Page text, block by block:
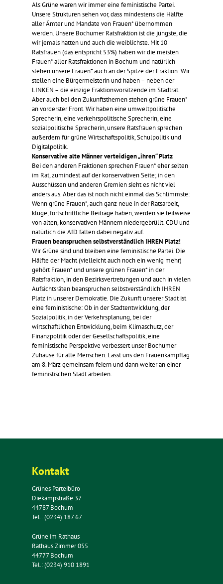
Als Grüne waren wir immer eine feministische Partei.
Unsere Strukturen sehen vor, dass mindestens die Hälfte
aller Ämter und Mandate von Frauen* übernommen
werden. Unsere Bochumer Ratsfraktion ist die jüngste, die
wir jemals hatten und auch die weiblichste. Mit 10
Ratsfrauen (das entspricht 53%) haben wir die meisten
Frauen* aller Ratsfraktionen in Bochum und natürlich
stehen unsere Frauen* auch an der Spitze der Fraktion: Wir
stellen eine Bürgermeisterin und haben – neben der
LINKEN – die einzige Fraktionsvorsitzende im Stadtrat.
Aber auch bei den Zukunftsthemen stehen grüne Frauen*
an vorderster Front. Wir haben eine umweltpolitische
Sprecherin, eine verkehrspolitische Sprecherin, eine
sozialpolitische Sprecherin, unsere Ratsfrauen sprechen
außerdem für grüne Wirtschaftspolitik, Schulpolitik und
Digitalpolitik.
Konservative alte Männer verteidigen „ihren“ Platz
Bei den anderen Fraktionen sprechen Frauen* eher selten
im Rat, zumindest auf der konservativen Seite; in den
Ausschüssen und anderen Gremien sieht es nicht viel
anders aus. Aber das ist noch nicht einmal das Schlimmste:
Wenn grüne Frauen*, auch ganz neue in der Ratsarbeit,
kluge, fortschrittliche Beiträge haben, werden sie teilweise
von alten, konservativen Männern niedergebrüllt. CDU und
natürlich die AfD fallen dabei negativ auf.
Frauen beanspruchen selbstverständlich IHREN Platz!
Wir Grüne sind und bleiben eine feministische Partei. Die
Hälfte der Macht (vielleicht auch noch ein wenig mehr)
gehört Frauen* und unsere grünen Frauen* in der
Ratsfraktion, in den Bezirksvertretungen und auch in vielen
Aufsichtsräten beanspruchen selbstverständlich IHREN
Platz in unserer Demokratie. Die Zukunft unserer Stadt ist
eine feministische: Ob in der Stadtentwicklung, der
Sozialpolitik, in der Verkehrsplanung, bei der
wirtschaftlichen Entwicklung, beim Klimaschutz, der
Finanzpolitik oder der Gesellschaftspolitik, eine
feministische Perspektive verbessert unser Bochumer
Zuhause für alle Menschen. Lasst uns den Frauenkampftag
am 8. März gemeinsam feiern und dann weiter an einer
feministischen Stadt arbeiten.
Kontakt
Grünes Parteibüro
Diekampstraße 37
44787 Bochum
Tel.: (0234) 187 67
Grüne im Rathaus
Rathaus Zimmer 055
44777 Bochum
Tel.: (0234) 910 1891